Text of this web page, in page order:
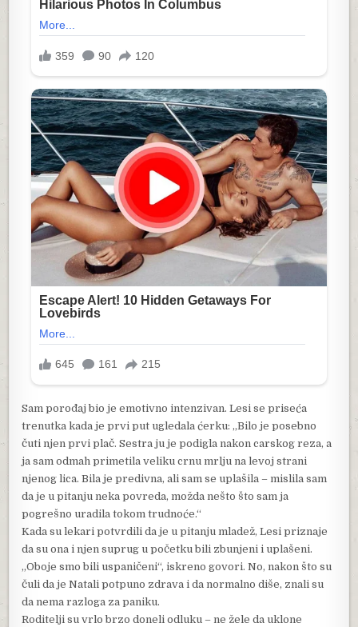
Sam porođaj bio je emotivno intenzivan. Lesi se priseća
trenutka kada je prvi put ugledala ćerku: „Bilo je posebno
čuti njen prvi plač. Sestra ju je podigla nakon carskog reza, a
ja sam odmah primetila veliku crnu mrlju na levoj strani
njenog lica. Bila je predivna, ali sam se uplašila – mislila sam
da je u pitanju neka povreda, možda nešto što sam ja
pogrešno uradila tokom trudnoće.“
Kada su lekari potvrdili da je u pitanju mladež, Lesi priznaje
da su ona i njen suprug u početku bili zbunjeni i uplašeni.
„Oboje smo bili uspaničeni“, iskreno govori. No, nakon što su
čuli da je Natali potpuno zdrava i da normalno diše, znali su
da nema razloga za paniku.
Roditelji su vrlo brzo doneli odluku – ne žele da uklone